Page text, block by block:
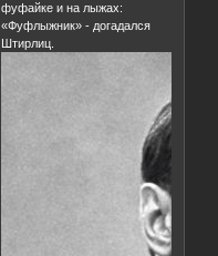
фуфайке и на лыжах:
«Фуфлыжник» - догадался
Штирлиц.